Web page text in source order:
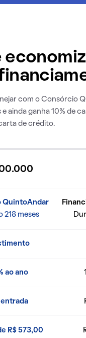
com o Consórcio
ainda ganha 10% de
de crédito.
QuintoAndar
218 meses
ao ano
entrada
R$ 573,00